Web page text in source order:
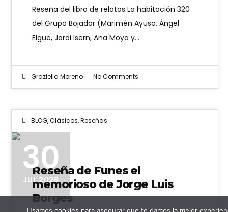
Reseña del libro de relatos La habitación 320
del Grupo Bojador (Marimén Ayuso, Ángel
Elgue, Jordi Isern, Ana Moya y…
Graziella Moreno No Comments
BLOG,Clásicos,Reseñas
30
JUL 2026
Reseña de Funes el
memorioso de Jorge Luis
Borges